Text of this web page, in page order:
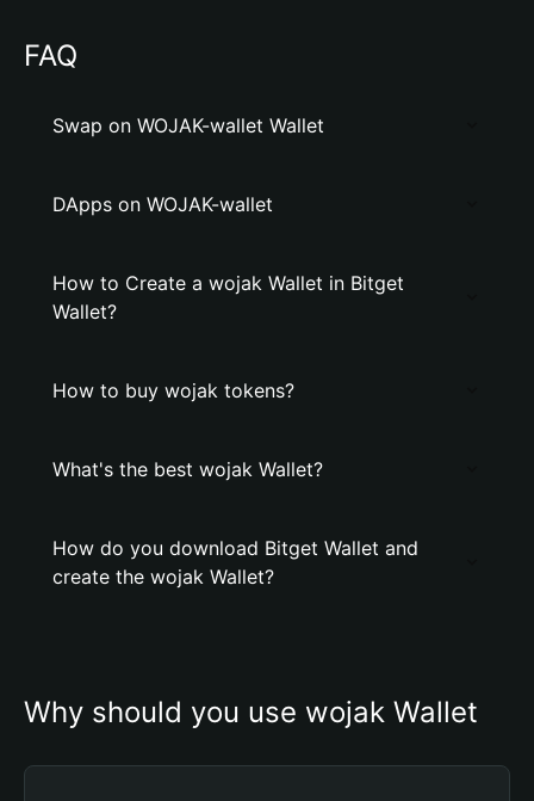
FAQ
Swap on WOJAK-wallet Wallet
DApps on WOJAK-wallet
How to Create a wojak Wallet in Bitget
Wallet?
How to buy wojak tokens?
What's the best wojak Wallet?
How do you download Bitget Wallet and
create the wojak Wallet?
Why should you use wojak Wallet